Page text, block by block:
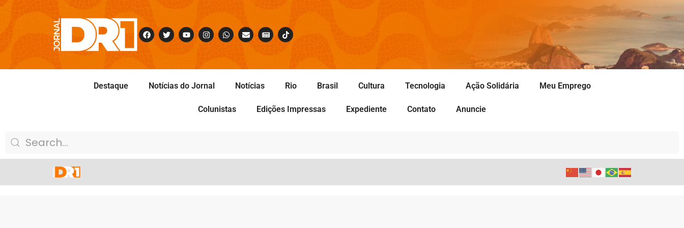
Destaque Notícias do Jornal Notícias Rio Brasil Cultura Tecnologia Ação Solidária Meu Emprego
Colunistas Edições Impressas Expediente Contato Anuncie